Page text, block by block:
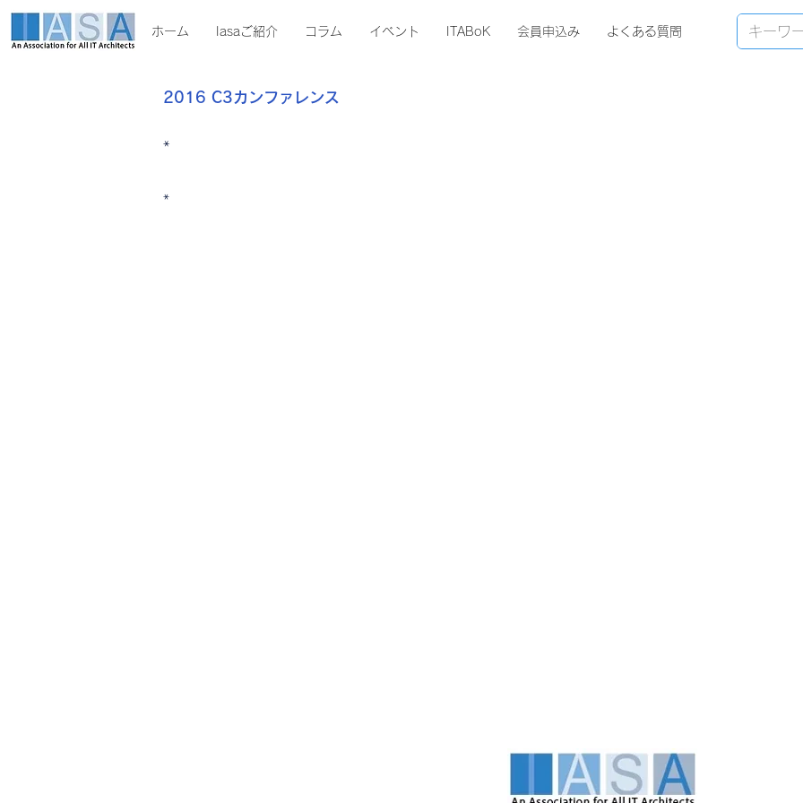
ホーム Iasaご紹介 コラム イベント ITABoK 会員申込み よくある質問
2016 C3カンファレンス
*
*